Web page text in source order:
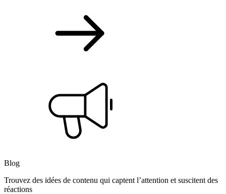
Blog
Trouvez des idées de contenu qui captent l’attention et suscitent des
réactions